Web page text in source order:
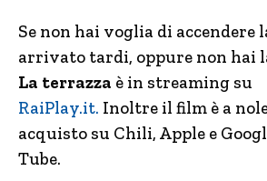
Se non hai voglia di accendere
arrivato tardi, oppure non hai
La terrazza è in streaming su
RaiPlay.it. Inoltre il film è a
acquisto su Chili, Apple e
Tube.